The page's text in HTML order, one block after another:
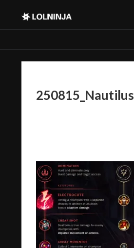
250815_Nautilus